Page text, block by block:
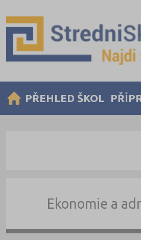
PŘEHLED ŠKOL
Ekonomie a